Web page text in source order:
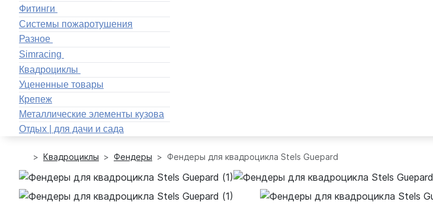
Фитинги
Системы пожаротушения
Разное
Simracing
Квадроциклы
Уцененные товары
Крепеж
Металлические элементы кузова
Отдых | для дачи и сада
Квадроциклы Фендеры Фендеры для квадроцикла Stels Guepard